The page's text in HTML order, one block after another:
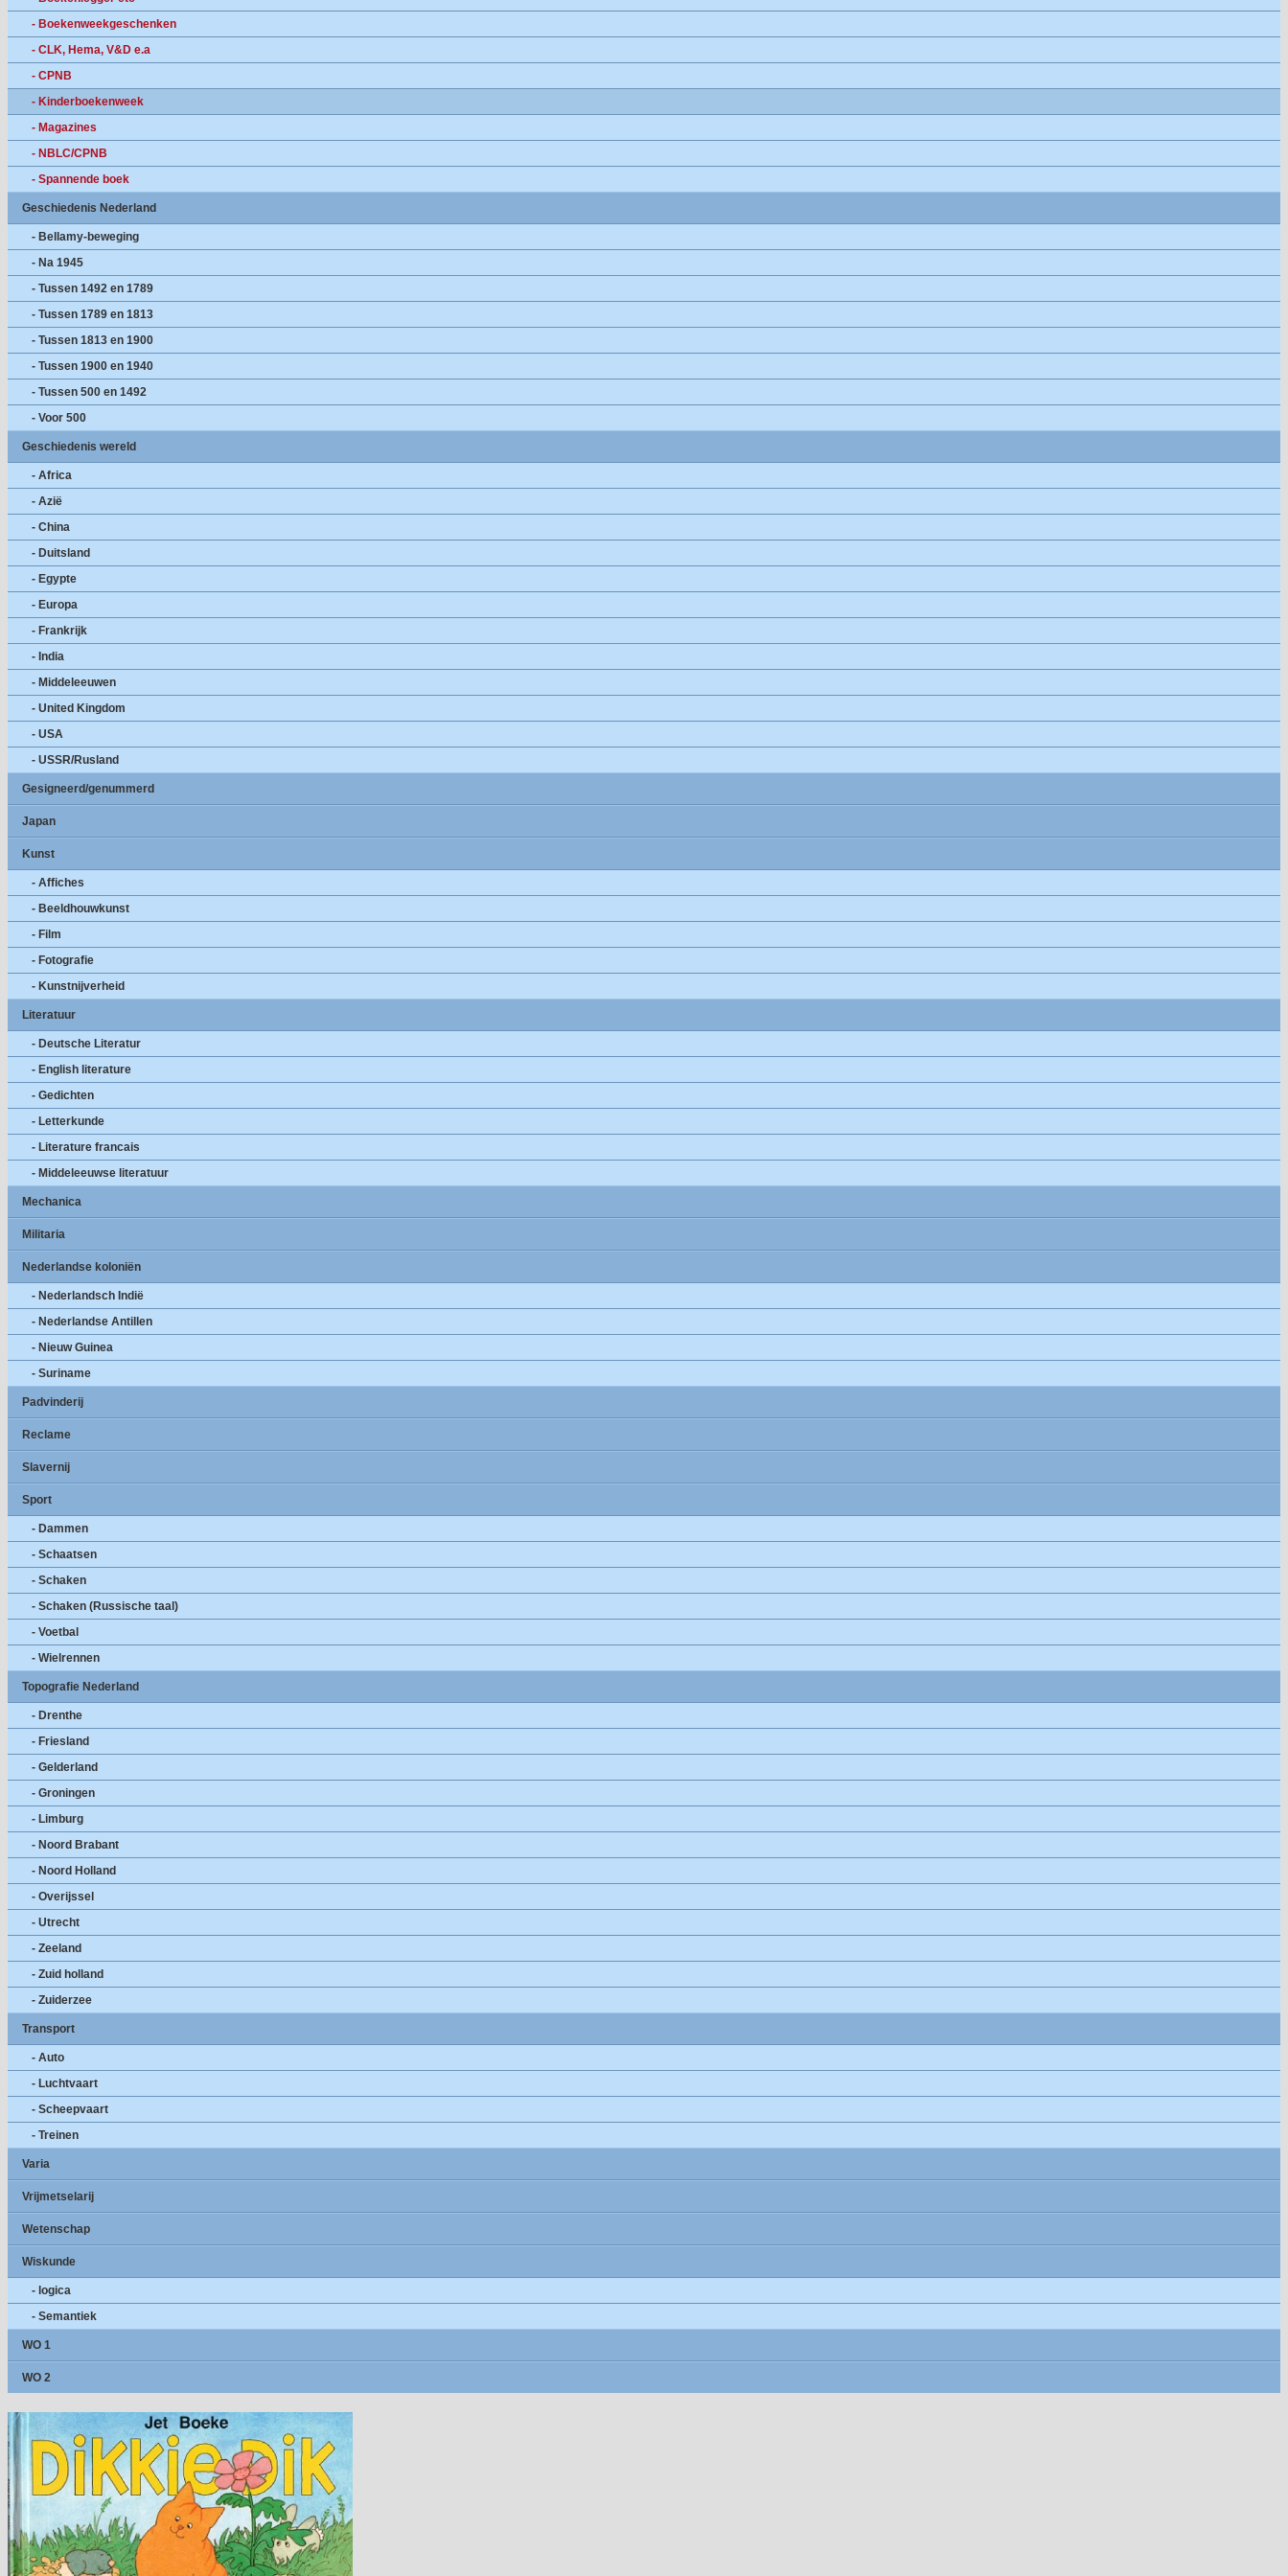
- Boekenweekgeschenken
- CLK, Hema, V&D e.a
- CPNB
- Kinderboekenweek
- Magazines
- NBLC/CPNB
- Spannende boek
Geschiedenis Nederland
- Bellamy-beweging
- Na 1945
- Tussen 1492 en 1789
- Tussen 1789 en 1813
- Tussen 1813 en 1900
- Tussen 1900 en 1940
- Tussen 500 en 1492
- Voor 500
Geschiedenis wereld
- Africa
- Azië
- China
- Duitsland
- Egypte
- Europa
- Frankrijk
- India
- Middeleeuwen
- United Kingdom
- USA
- USSR/Rusland
Gesigneerd/genummerd
Japan
Kunst
- Affiches
- Beeldhouwkunst
- Film
- Fotografie
- Kunstnijverheid
Literatuur
- Deutsche Literatur
- English literature
- Gedichten
- Letterkunde
- Literature francais
- Middeleeuwse literatuur
Mechanica
Militaria
Nederlandse koloniën
- Nederlandsch Indië
- Nederlandse Antillen
- Nieuw Guinea
- Suriname
Padvinderij
Reclame
Slavernij
Sport
- Dammen
- Schaatsen
- Schaken
- Schaken (Russische taal)
- Voetbal
- Wielrennen
Topografie Nederland
- Drenthe
- Friesland
- Gelderland
- Groningen
- Limburg
- Noord Brabant
- Noord Holland
- Overijssel
- Utrecht
- Zeeland
- Zuid holland
- Zuiderzee
Transport
- Auto
- Luchtvaart
- Scheepvaart
- Treinen
Varia
Vrijmetselarij
Wetenschap
Wiskunde
- logica
- Semantiek
WO 1
WO 2